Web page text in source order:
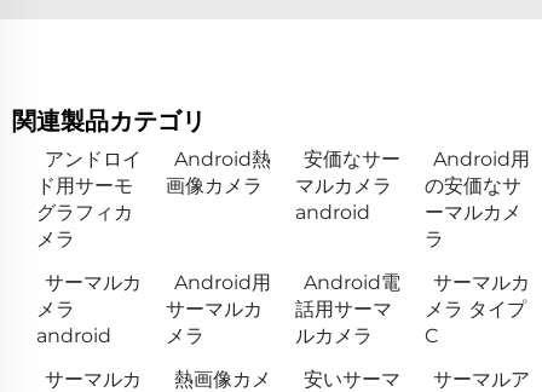
関連製品カテゴリ
アンドロイ
ド用サーモ
グラフィカ
メラ
Android熱
画像カメラ
安価なサー
マルカメラ
android
Android用
の安価なサ
ーマルカメ
ラ
サーマルカ
メラ
android
Android用
サーマルカ
メラ
Android電
話用サーマ
ルカメラ
サーマルカ
メラ タイプ
C
サーマルカ
熱画像カメ
安いサーマ
サーマルア